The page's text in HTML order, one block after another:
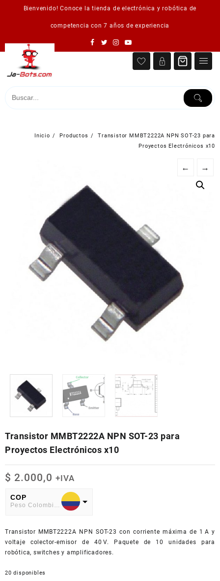
Bienvenido! Conoce la tienda de electrónica y robótica de
competencia con 7 años de experiencia
Inicio Productos
Transistor MMBT2222A NPN SOT-23 para
Proyectos Electrónicos x10
← →
Transistor MMBT2222A NPN SOT-23 para
Proyectos Electrónicos x10
$ 2.000,0 +IVA
COP
American Dollar
Transistor MMBT2222A NPN SOT-23 con corriente máxima de 1 A y
voltaje colector-emisor de 40 V. Paquete de 10 unidades para
robótica, switches y amplificadores.
20 disponibles